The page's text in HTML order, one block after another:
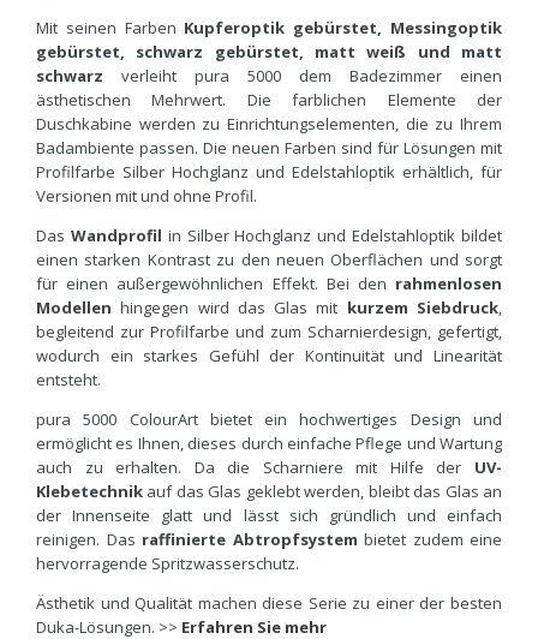
Mit seinen Farben Kupferoptik gebürstet, Messingoptik
gebürstet, schwarz gebürstet, matt weiß und matt
schwarz verleiht pura 5000 dem Badezimmer einen
ästhetischen Mehrwert. Die farblichen Elemente der
Duschkabine werden zu Einrichtungselementen, die zu Ihrem
Badambiente passen. Die neuen Farben sind für Lösungen mit
Profilfarbe Silber Hochglanz und Edelstahloptik erhältlich, für
Versionen mit und ohne Profil.
Das Wandprofil in Silber Hochglanz und Edelstahloptik bildet
einen starken Kontrast zu den neuen Oberflächen und sorgt
für einen außergewöhnlichen Effekt. Bei den rahmenlosen
Modellen hingegen wird das Glas mit kurzem Siebdruck,
begleitend zur Profilfarbe und zum Scharnierdesign, gefertigt,
wodurch ein starkes Gefühl der Kontinuität und Linearität
entsteht.
pura 5000 ColourArt bietet ein hochwertiges Design und
ermöglicht es Ihnen, dieses durch einfache Pflege und Wartung
auch zu erhalten. Da die Scharniere mit Hilfe der UV-
Klebetechnik auf das Glas geklebt werden, bleibt das Glas an
der Innenseite glatt und lässt sich gründlich und einfach
reinigen. Das raffinierte Abtropfsystem bietet zudem eine
hervorragende Spritzwasserschutz.
Ästhetik und Qualität machen diese Serie zu einer der besten
Duka-Lösungen. >> Erfahren Sie mehr